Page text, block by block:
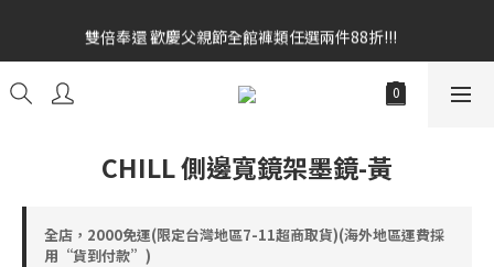
雙倍奉還 歡慶父親節全館褲類任選兩件88折!!!
雙倍奉還 歡慶父親節全館褲類任選兩件88折!!!
全館消費滿額$1680贈3D好野貓公仔(絲綢鐵黑) 滿額$2499贈達摩
金幣 送完為止!  滿$3000再贈現金卷$300元
雙倍奉還 歡慶父親節全館褲類任選兩件88折!!!
CHILL 側邊寬鏡架墨鏡-黃
全店，2000免運(限定台灣地區7-11超商取貨)(海外地區運費採
用“貨到付款”)